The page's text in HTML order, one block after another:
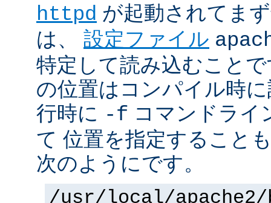
httpd が起動されてま
は、 設定ファイル
特定して読み込むこと
の位置はコンパイル時
行時に -f コマンドライ
て 位置を指定すること
次のようにです。
/usr/local/